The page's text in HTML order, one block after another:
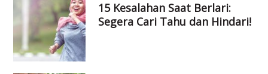
15 Kesalahan Saat Berlari:
Segera Cari Tahu dan Hindari!